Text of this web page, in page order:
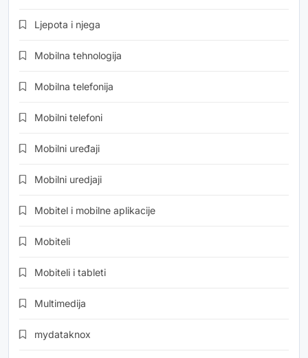
Ljepota i njega
Mobilna tehnologija
Mobilna telefonija
Mobilni telefoni
Mobilni uređaji
Mobilni uredjaji
Mobitel i mobilne aplikacije
Mobiteli
Mobiteli i tableti
Multimedija
mydataknox